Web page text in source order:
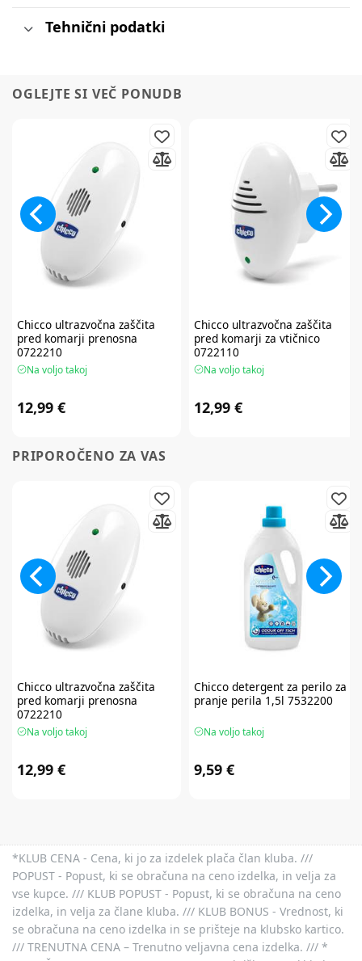
Tehnični podatki
OGLEJTE SI VEČ PONUDB
Chiccoultrazvočna zaščita
pred komarji prenosna
0722210
Na voljo takoj
12,99 €
Chiccoultrazvočna zaščita
pred komarji za vtičnico
0722110
Na voljo takoj
12,99 €
PRIPOROČENO ZA VAS
Chiccoultrazvočna zaščita
pred komarji prenosna
0722210
Na voljo takoj
12,99 €
Chiccodetergent za perilo za
pranje perila 1,5l 7532200
Na voljo takoj
9,59 €
*KLUB CENA - Cena, ki jo za izdelek plača član kluba. ///
POPUST - Popust, ki se obračuna na ceno izdelka, in velja za
vse kupce. /// KLUB POPUST - Popust, ki se obračuna na ceno
izdelka, in velja za člane kluba. /// KLUB BONUS - Vrednost, ki
se obračuna na ceno izdelka in se prišteje na klubsko kartico.
/// TRENUTNA CENA – Trenutno veljavna cena izdelka. /// *